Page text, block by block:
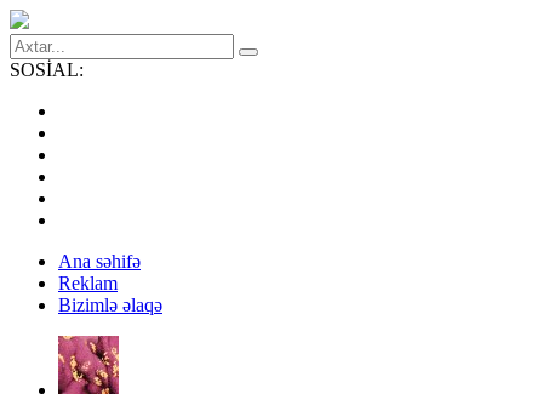
SOSİAL:
Ana səhifə
Reklam
Bizimlə əlaqə